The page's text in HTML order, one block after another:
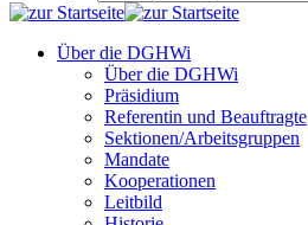
Über die DGHWi
Über die DGHWi
Präsidium
Referentin und Beauftragte
Sektionen/Arbeitsgruppen
Mandate
Kooperationen
Leitbild